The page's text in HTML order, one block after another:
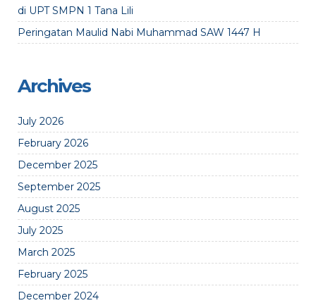
di UPT SMPN 1 Tana Lili
Peringatan Maulid Nabi Muhammad SAW 1447 H
Archives
July 2026
February 2026
December 2025
September 2025
August 2025
July 2025
March 2025
February 2025
December 2024